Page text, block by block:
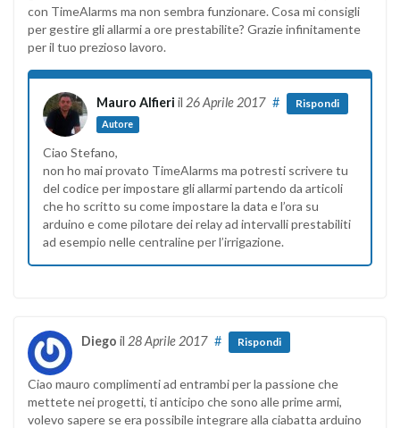
con TimeAlarms ma non sembra funzionare. Cosa mi consigli
per gestire gli allarmi a ore prestabilite? Grazie infinitamente
per il tuo prezioso lavoro.
Mauro Alfieri il 26 Aprile 2017
Autore
# Rispondi
Ciao Stefano,
non ho mai provato TimeAlarms ma potresti scrivere tu
del codice per impostare gli allarmi partendo da articoli
che ho scritto su come impostare la data e l’ora su
arduino e come pilotare dei relay ad intervalli prestabiliti
ad esempio nelle centraline per l’irrigazione.
Diego il 28 Aprile 2017 # Rispondi
Ciao mauro complimenti ad entrambi per la passione che
mettete nei progetti, ti anticipo che sono alle prime armi,
volevo sapere se era possibile integrare alla ciabatta arduino